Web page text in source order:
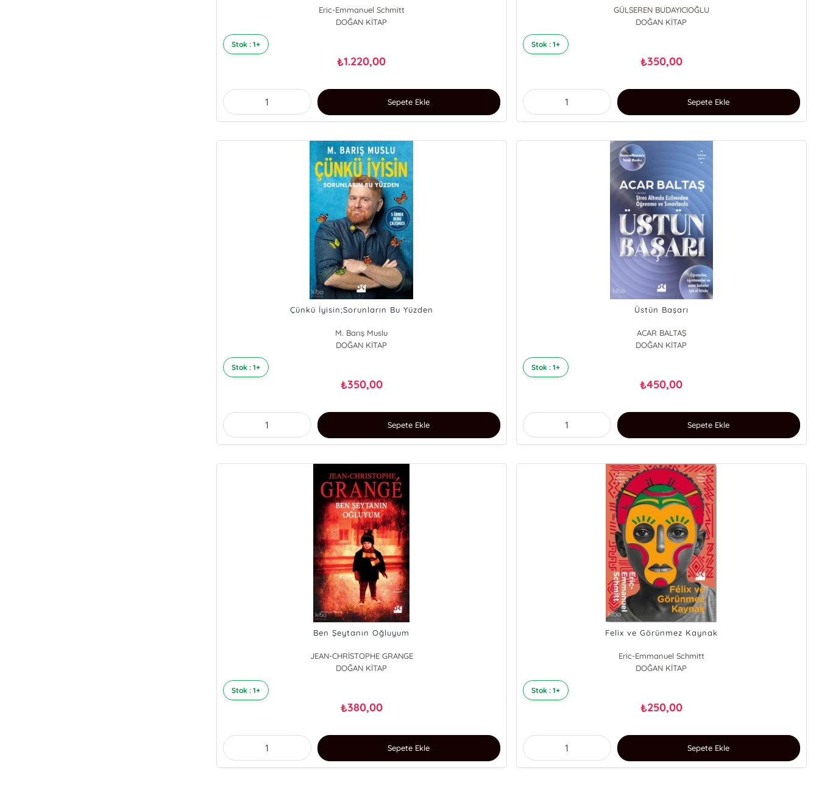
Eric-Emmanuel Schmitt
DOĞAN KİTAP
Stok : 1+
₺1.220,00
Sepete Ekle
GÜLSEREN BUDAYICIOĞLU
DOĞAN KİTAP
Stok : 1+
₺350,00
Sepete Ekle
Çünkü İyisin;Sorunların Bu Yüzden
M. Barış Muslu
DOĞAN KİTAP
Stok : 1+
₺350,00
Sepete Ekle
Üstün Başarı
ACAR BALTAŞ
DOĞAN KİTAP
Stok : 1+
₺450,00
Sepete Ekle
Ben Şeytanın Oğluyum
JEAN-CHRİSTOPHE GRANGE
DOĞAN KİTAP
Stok : 1+
₺380,00
Sepete Ekle
Felix ve Görünmez Kaynak
Eric-Emmanuel Schmitt
DOĞAN KİTAP
Stok : 1+
₺250,00
Sepete Ekle